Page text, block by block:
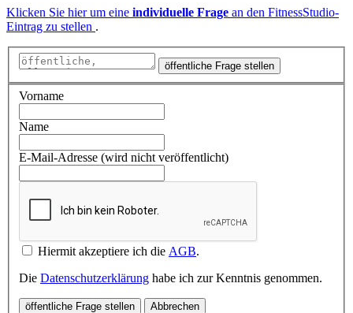
Klicken Sie hier um eine individuelle Frage an den FitnessStudio-
Eintrag zu stellen .
öffentliche Frage stellen
Vorname
Name
E-Mail-Adresse (wird nicht veröffentlicht)
Hiermit akzeptiere ich die AGB.
Die Datenschutzerklärung habe ich zur Kenntnis genommen.
öffentliche Frage stellen Abbrechen